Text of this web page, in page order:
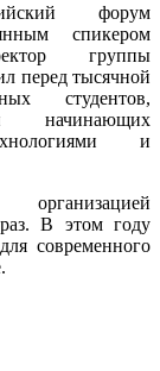
форум
спикером
группы
перед тысячной
студентов,
начинающих
и
В этом году
современного